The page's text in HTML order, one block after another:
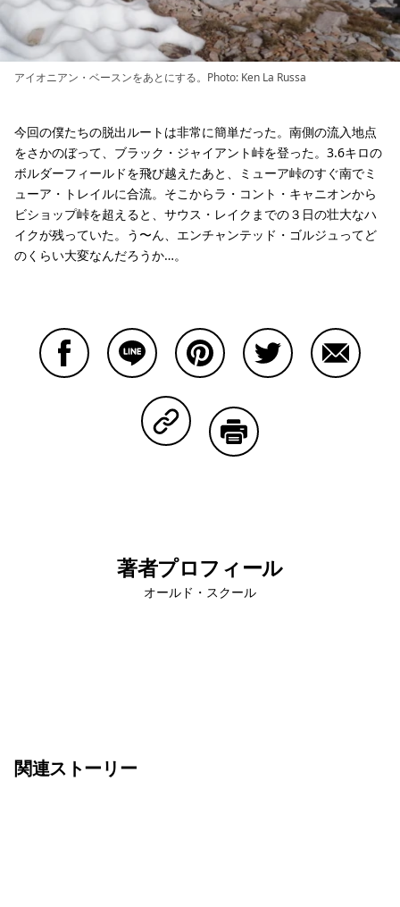
アイオニアン・ベースンをあとにする。Photo: Ken La Russa
今回の僕たちの脱出ルートは非常に簡単だった。南側の流入地点
をさかのぼって、ブラック・ジャイアント峠を登った。3.6キロの
ボルダーフィールドを飛び越えたあと、ミューア峠のすぐ南でミ
ューア・トレイルに合流。そこからラ・コント・キャニオンから
ビショップ峠を超えると、サウス・レイクまでの３日の壮大なハ
イクが残っていた。う〜ん、エンチャンテッド・ゴルジュってど
のくらい大変なんだろうか…。
Copy Linkで共有する
著者プロフィール
オールド・スクール
関連ストーリー